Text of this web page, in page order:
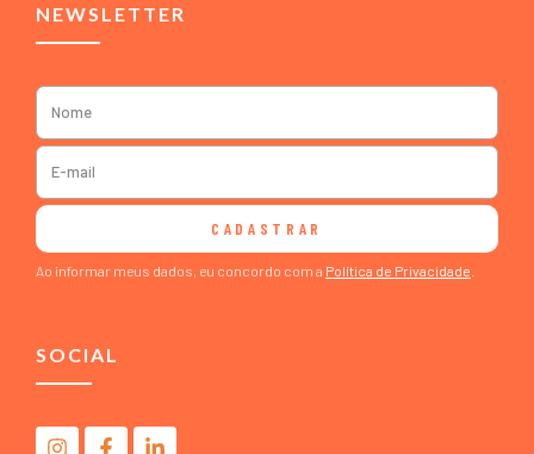
NEWSLETTER
CADASTRAR
Ao informar meus dados, eu concordo com a Política de Privacidade
SOCIAL